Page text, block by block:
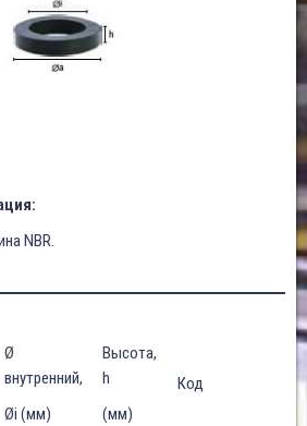
NBR.
Ø
внутренний,
Øi (мм)
Высота,
h
(мм)
Код